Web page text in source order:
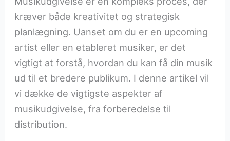
kræver både kreativitet og strategisk
planlægning. Uanset om du er en upcoming
artist eller en etableret musiker, er det
vigtigt at forstå, hvordan du kan få din musik
ud til et bredere publikum. I denne artikel vil
vi dække de vigtigste aspekter af
musikudgivelse, fra forberedelse til
distribution.